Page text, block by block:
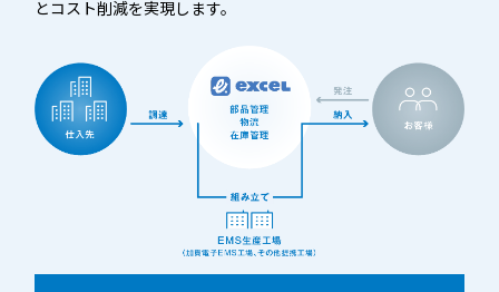
とコスト削減を実現します。